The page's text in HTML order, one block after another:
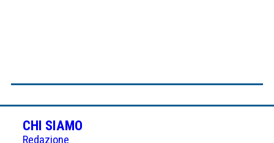
CHI SIAMO
Redazione